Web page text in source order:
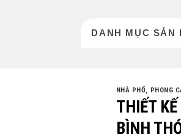
DANH MỤC SẢN
NHÀ PHỐ PHONG
THIẾT
BÌNH